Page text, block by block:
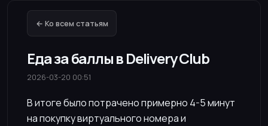
← Ко всем статьям
Еда за баллы в Delivery Club
2026-03-20 00:51
В итоге было потрачено примерно 4-5 минут
на покупку виртуального номера и